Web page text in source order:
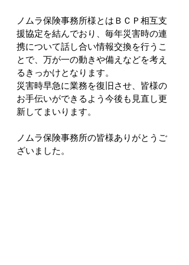
ノムラ保険事務所様とはＢＣＰ相互支
援協定を結んでおり、毎年災害時の連
携について話し合い情報交換を行うこ
とで、万が一の動きや備えなどを考え
るきっかけとなります。
災害時早急に業務を復旧させ、皆様の
お手伝いができるよう今後も見直し更
新してまいります。
ノムラ保険事務所の皆様ありがとうご
ざいました。